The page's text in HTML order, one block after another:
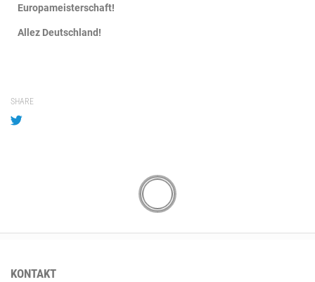
Europameisterschaft!
Allez Deutschland!
SHARE
KONTAKT